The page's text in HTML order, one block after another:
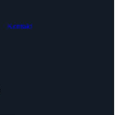
Kontakt